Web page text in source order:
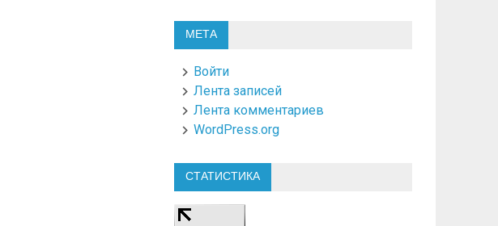
МЕТА
Войти
Лента записей
Лента комментариев
WordPress.org
СТАТИСТИКА